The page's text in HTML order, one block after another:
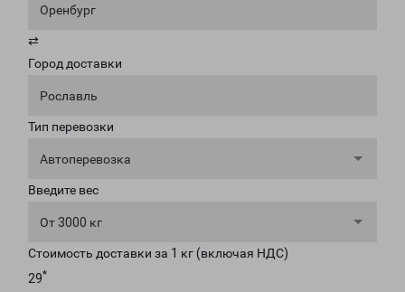
Оренбург
⇄
Город доставки
Рославль
Тип перевозки
Автоперевозка
Введите вес
От 3000 кг
Стоимость доставки за 1 кг (включая НДС)
29*